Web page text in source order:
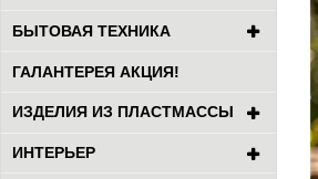
БЫТОВАЯ ТЕХНИКА
ГАЛАНТЕРЕЯ АКЦИЯ!
ИЗДЕЛИЯ ИЗ ПЛАСТМАССЫ
ИНТЕРЬЕР